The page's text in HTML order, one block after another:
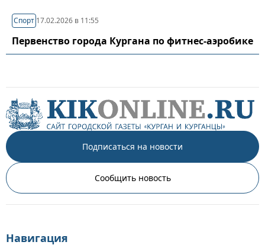
Спорт 17.02.2026 в 11:55
Первенство города Кургана по фитнес-аэробике
Подписаться на новости
Сообщить новость
Навигация